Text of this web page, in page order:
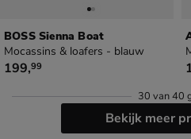
BOSS Sienna Boat
Mocassins & loafers - blauw
€ 199,99
199,99
30 van40
Bekijk meer